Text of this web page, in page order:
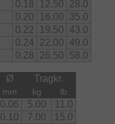
0.18 12.50
28.0
0.20 16.00
35.0
0.22 19.50
43.0
0.24 22.00
49.0
0.28 26.50 58.0
Ø Tragkr.
mm kg lb
0.06 5.00
11.0
0.10 7.00
15.0